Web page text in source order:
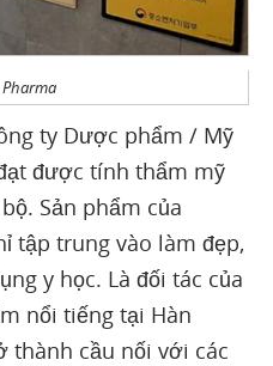
ty Dược phẩm / Mỹ
được tính thẩm mỹ
Sản phẩm của
tập trung vào làm đẹp,
y học. Là đối tác của
nổi tiếng tại Hàn
thành cầu nối với các